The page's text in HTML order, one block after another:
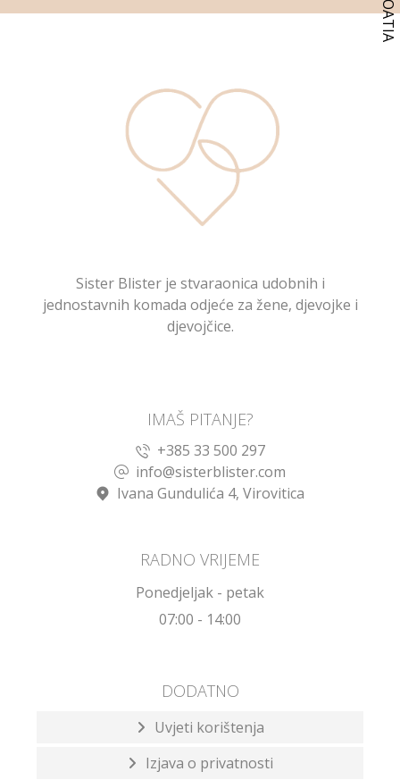
Sister Blister je stvaraonica udobnih i
jednostavnih komada odjeće za žene, djevojke i
djevojčice.
IMAŠ PITANJE?
+385 33 500 297
info@sisterblister.com
Ivana Gundulića 4, Virovitica
RADNO VRIJEME
Ponedjeljak - petak
07:00 - 14:00
DODATNO
Uvjeti korištenja
Izjava o privatnosti